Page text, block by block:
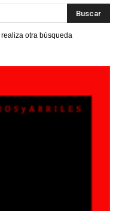
otra búsqueda